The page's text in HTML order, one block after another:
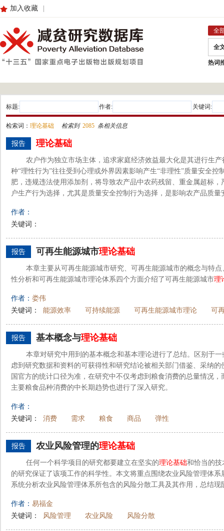
加入收藏
全
全
热词
标题: 作者: 关键词:
检索词： 理论基础 检索到 2085 条相关信息
报告 理论基础
农户作为独立市场主体，追求家庭经济效益最大化是其进行生
种“理性行为”往往受到心理或外界因素影响产生“非理性”质量安全
肥，违规违法使用添加剂，将导致农产品中农药残留、重金属超标
户生产行为选择，尤其是质量安全控制行为选择，是影响农产品质
作者：
关键词：
报告 可再生能源城市理论基础
本章主要从可再生能源城市研究、可再生能源城市的概念与特
性分析和可再生能源城市理论体系四个方面介绍了可再生能源城市理
作者： 娄伟
关键词：
能源效率 可持续能源 可再生能源城市理论 可
报告 基本概念与理论基础
本章对研究中用到的基本概念和基本理论进行了总结。区别于
虑到研究数据和资料的可获得性和研究结论被相关部门借鉴、采纳
国官方的统计口径为准，在研究中不仅考虑到粮食消费的总量情况
主要粮食品种消费的中长期趋势也进行了深入研究。
作者：
关键词：
消费 需求 粮食 商品 弹性
报告 农业风险管理的理论基础
任何一个科学项目的研究都要建立在坚实的理论基础和恰当的技
的研究保证了该项工作的科学性。本文将重点围绕农业风险管理体
系统分析农业风险管理体系所包含的风险分散工具及其作用，总结
作者： 易福金
关键词：
风险管理 农业风险 风险分散